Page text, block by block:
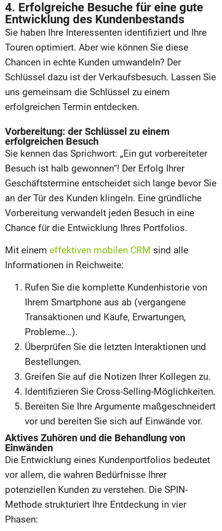
4. Erfolgreiche Besuche für eine gute
Entwicklung des Kundenbestands
Sie haben Ihre Interessenten identifiziert und Ihre
Touren optimiert. Aber wie können Sie diese
Chancen in echte Kunden umwandeln? Der
Schlüssel dazu ist der Verkaufsbesuch. Lassen Sie
uns gemeinsam die Schlüssel zu einem
erfolgreichen Termin entdecken.
Vorbereitung: der Schlüssel zu einem
erfolgreichen Besuch
Sie kennen das Sprichwort: „Ein gut vorbereiteter
Besuch ist halb gewonnen“! Der Erfolg Ihrer
Geschäftstermine entscheidet sich lange bevor Sie
an der Tür des Kunden klingeln. Eine gründliche
Vorbereitung verwandelt jeden Besuch in eine
Chance für die Entwicklung Ihres Portfolios.
Mit einem effektiven mobilen CRM sind alle
Informationen in Reichweite:
Rufen Sie die komplette Kundenhistorie von
Ihrem Smartphone aus ab (vergangene
Transaktionen und Käufe, Erwartungen,
Probleme…).
Überprüfen Sie die letzten Interaktionen und
Bestellungen.
Greifen Sie auf die Notizen Ihrer Kollegen zu.
Identifizieren Sie Cross-Selling-Möglichkeiten.
Bereiten Sie Ihre Argumente maßgeschneidert
vor und bereiten Sie sich auf Einwände vor.
Aktives Zuhören und die Behandlung von
Einwänden
Die Entwicklung eines Kundenportfolios bedeutet
vor allem, die wahren Bedürfnisse Ihrer
potenziellen Kunden zu verstehen. Die SPIN-
Methode strukturiert Ihre Entdeckung in vier
Phasen: